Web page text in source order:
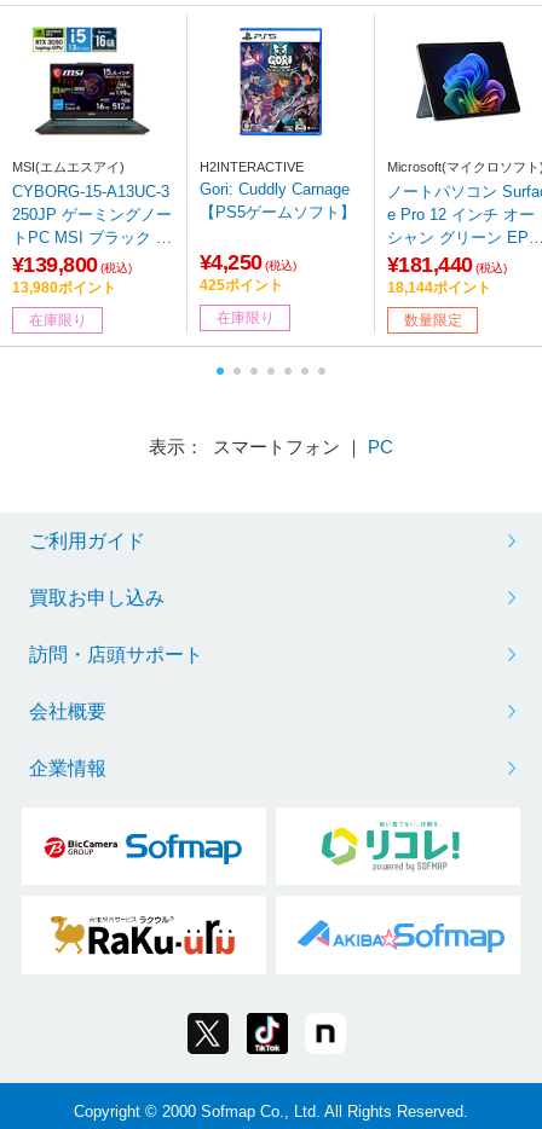
MSI(エムエスアイ)
CYBORG-15-A13UC-3
250JP ゲーミングノー
トPC MSI ブラック &
スケルトン ［15.6型 /
Windows11 Home /inte
l Core i5 /メモリ：16G
B /SSD：512GB /日本
語版キーボード /2026
¥139,800 (税込)
13,980ポイント
在庫限り
H2INTERACTIVE
Gori: Cuddly Carnage
【PS5ゲームソフト】
¥4,250 (税込)
425ポイント
在庫限り
Microsoft(マイクロソフト
ノートパソコン
e Pro 12 インチ オー
シャン グリーン EP2-
27779
¥181,440 (税込)
18,144ポイント
数量限定
表示： スマートフォン ｜ PC
ご利用ガイド
買取お申し込み
訪問・店頭サポート
会社概要
企業情報
Copyright © 2000 Sofmap Co., Ltd. All Rights Reserved.